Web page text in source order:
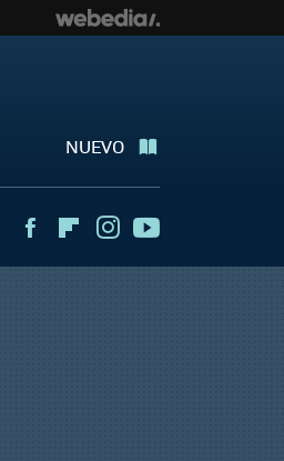
NUEVO
FacebookFlipboardInstagram